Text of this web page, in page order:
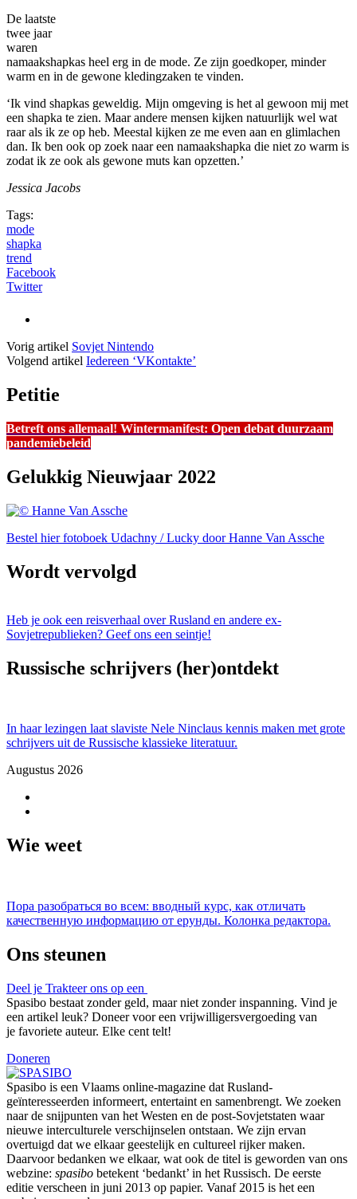
De laatste
twee jaar
waren
namaakshapkas heel erg in de mode. Ze zijn goedkoper, minder
warm en in de gewone kledingzaken te vinden.
‘Ik vind shapkas geweldig. Mijn omgeving is het al gewoon mij met
een shapka te zien. Maar andere mensen kijken natuurlijk wel wat
raar als ik ze op heb. Meestal kijken ze me even aan en glimlachen
dan. Ik ben ook op zoek naar een namaakshapka die niet zo warm is
zodat ik ze ook als gewone muts kan opzetten.’
Jessica Jacobs
Tags:
mode
shapka
trend
Facebook
Twitter
Vorig artikel Sovjet Nintendo
Volgend artikel Iedereen ‘VKontakte’
Petitie
Betreft ons allemaal! Wintermanifest: Open debat duurzaam
pandemiebeleid
Gelukkig Nieuwjaar 2022
Bestel hier fotoboek Udachny / Lucky door Hanne Van Assche
Wordt vervolgd
Heb je ook een reisverhaal over Rusland en andere ex-
Sovjetrepublieken? Geef ons een seintje!
Russische schrijvers (her)ontdekt
In haar lezingen laat slaviste Nele Ninclaus kennis maken met grote
schrijvers uit de Russische klassieke literatuur.
Augustus 2026
Wie weet
Пора разобраться во всем: вводный курс, как отличать
качественную информацию от ерунды. Колонка редактора.
Ons steunen
Deel je Trakteer ons op een
Spasibo bestaat zonder geld, maar niet zonder inspanning. Vind je
een artikel leuk? Doneer voor een vrijwilligersvergoeding van
je favoriete auteur. Elke cent telt!
Doneren
Spasibo is een Vlaams online-magazine dat Rusland-
geïnteresseerden informeert, entertaint en samenbrengt. We zoeken
naar de snijpunten van het Westen en de post-Sovjetstaten waar
nieuwe interculturele verschijnselen ontstaan. We zijn ervan
overtuigd dat we elkaar geestelijk en cultureel rijker maken.
Daarvoor bedanken we elkaar, wat ook de titel is geworden van ons
webzine: spasibo betekent ‘bedankt’ in het Russisch. De eerste
editie verscheen in juni 2013 op papier. Vanaf 2015 is het een